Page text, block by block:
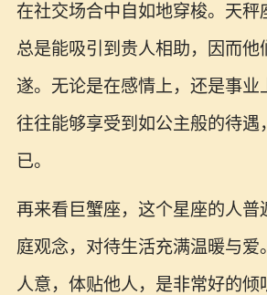
在社交场合中自如地穿梭。天秤
总是能吸引到贵人相助，因而他
遂。无论是在感情上，还是事业
往往能够享受到如公主般的待遇
已。
再来看巨蟹座，这个星座的人普
庭观念，对待生活充满温暖与爱
人意，体贴他人，是非常好的倾